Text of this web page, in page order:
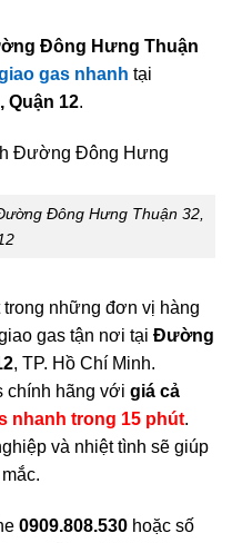
Đông Hưng Thuận
gas nhanh tại
12.
Đông Hưng Thuận 32,
trong những đơn vị hàng
gas tận nơi tại Đường
, TP. Hồ Chí Minh.
chính hãng với giá cả
nhanh trong 15 phút.
và nhiệt tình sẽ giúp
0909.808.530 hoặc số